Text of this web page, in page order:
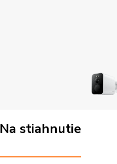
Na stiahnutie